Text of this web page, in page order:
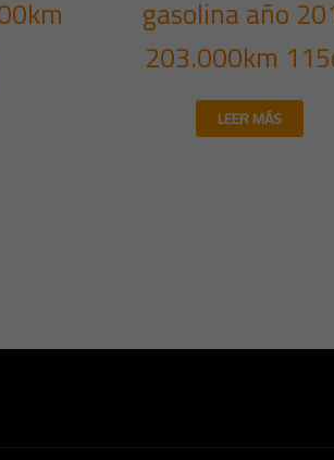
gasolina año
203.000km
LEER MÁS